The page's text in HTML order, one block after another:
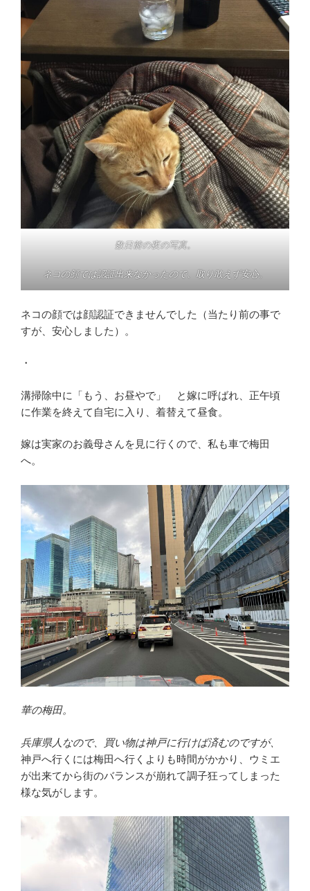
数日前の夜の写真。
ネコの顔では認証出来なかったので、取り敢えず安心。
ネコの顔では顔認証できませんでした（当たり前の事で
すが、安心しました）。
・
溝掃除中に「もう、お昼やで」 と嫁に呼ばれ、正午頃
に作業を終えて自宅に入り、着替えて昼食。
嫁は実家のお義母さんを見に行くので、私も車で梅田
へ。
華の梅田。
兵庫県人なので、買い物は神戸に行けば済むのですが、
神戸へ行くには梅田へ行くよりも時間がかかり、ウミエ
が出来てから街のバランスが崩れて調子狂ってしまった
様な気がします。